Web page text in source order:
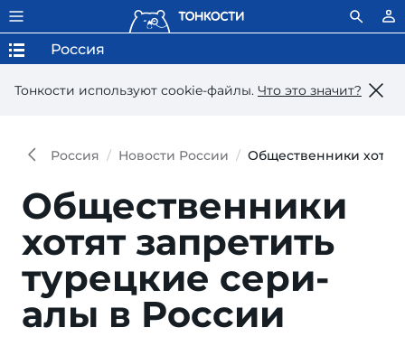
Тонкости используют сookie-файлы. Что это значит?
Россия
Россия Новости России Общественники хотят
Общественники
хотят запре­тить
турец­кие сери­
алы в России